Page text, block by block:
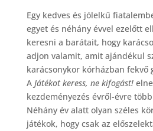
Egy kedves és jólelkű
egyet és néhány évvel ezelőtt
keresni a barátait, hogy
adjon valamit, amit ajándékul
karácsonykor kórházban fekvő
A Játékot keress, ne kifogást!
kezdeményezés évről-évre
Néhány év alatt olyan széles
játékok, hogy csak az